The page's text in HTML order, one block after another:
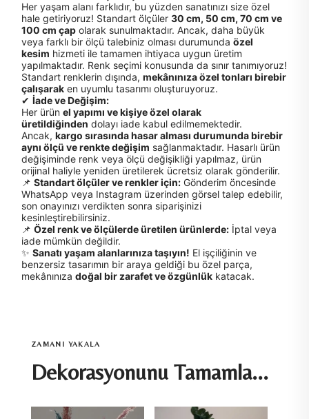
Her yaşam alanı farklıdır, bu yüzden sanatınızı size özel
hale getiriyoruz! Standart ölçüler 30 cm, 50 cm, 70 cm ve
100 cm çap olarak sunulmaktadır. Ancak, daha büyük
veya farklı bir ölçü talebiniz olması durumunda özel
kesim hizmeti ile tamamen ihtiyaca uygun üretim
yapılmaktadır. Renk seçimi konusunda da sınır tanımıyoruz!
Standart renklerin dışında, mekânınıza özel tonları birebir
çalışarak en uyumlu tasarımı oluşturuyoruz.
✔ İade ve Değişim:
Her ürün el yapımı ve kişiye özel olarak
üretildiğinden dolayı iade kabul edilmemektedir.
Ancak, kargo sırasında hasar alması durumunda birebir
aynı ölçü ve renkte değişim sağlanmaktadır. Hasarlı ürün
değişiminde renk veya ölçü değişikliği yapılmaz, ürün
orijinal haliyle yeniden üretilerek ücretsiz olarak gönderilir.
📌 Standart ölçüler ve renkler için: Gönderim öncesinde
WhatsApp veya Instagram üzerinden görsel talep edebilir,
son onayınızı verdikten sonra siparişinizi
kesinleştirebilirsiniz.
📌 Özel renk ve ölçülerde üretilen ürünlerde: İptal veya
iade mümkün değildir.
✨ Sanatı yaşam alanlarınıza taşıyın! El işçiliğinin ve
benzersiz tasarımın bir araya geldiği bu özel parça,
mekânınıza doğal bir zarafet ve özgünlük katacak.
ZAMANI YAKALA
Dekorasyonunu Tamamla...